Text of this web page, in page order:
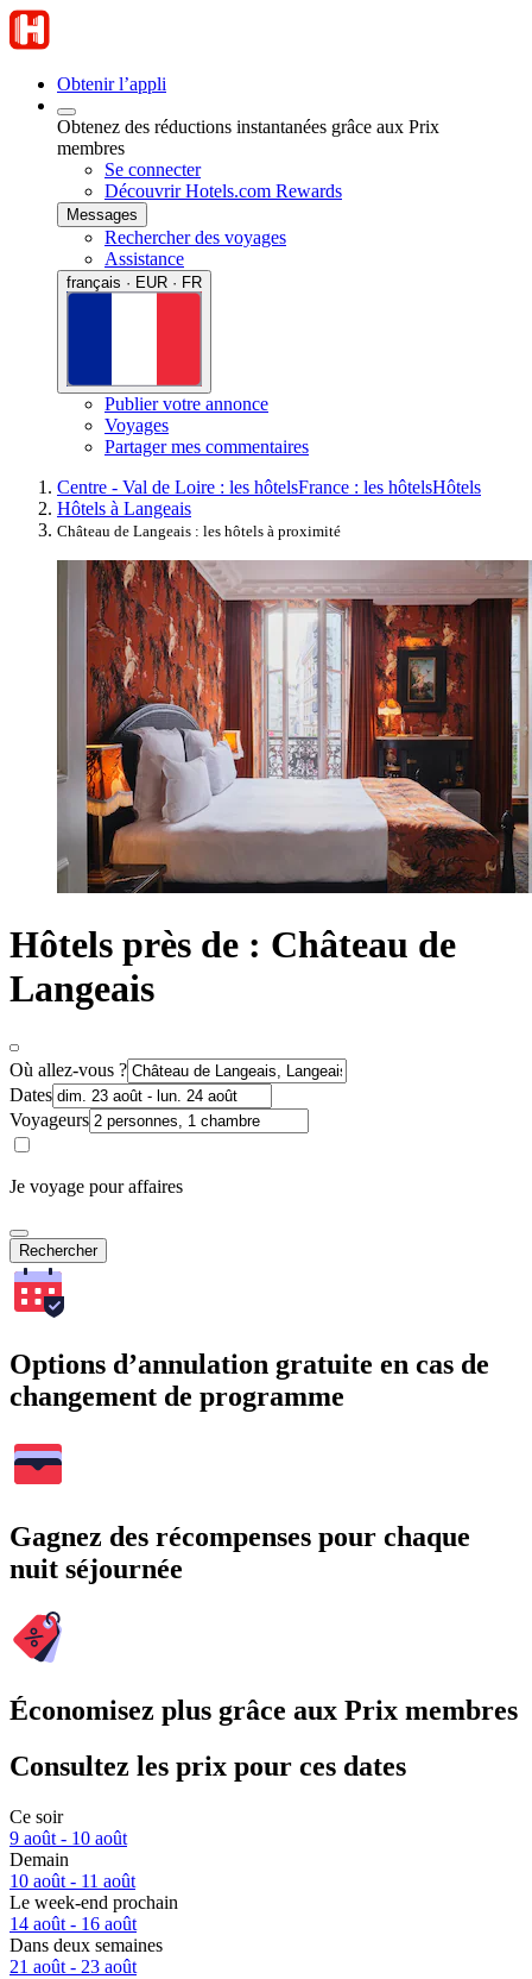
Obtenir l’appli
Obtenez des réductions instantanées grâce aux Prix
membres
Se connecter
Découvrir Hotels.com Rewards
Messages
Rechercher des voyages
Assistance
français · EUR · FR
Publier votre annonce
Voyages
Partager mes commentaires
Centre - Val de Loire : les hôtelsFrance : les hôtelsHôtels
Hôtels à Langeais
Château de Langeais : les hôtels à proximité
Hôtels près de : Château de
Langeais
Où allez-vous ?
Dates
Voyageurs
Je voyage pour affaires
Rechercher
Options d’annulation gratuite en cas de
changement de programme
Gagnez des récompenses pour chaque
nuit séjournée
Économisez plus grâce aux Prix membres
Consultez les prix pour ces dates
Ce soir
9 août - 10 août
Demain
10 août - 11 août
Le week-end prochain
14 août - 16 août
Dans deux semaines
21 août - 23 août